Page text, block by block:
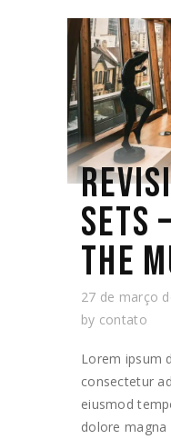
SETS
THE
27 de março
by contato
Lorem ipsum
consectetur
eiusmod
dolore magna